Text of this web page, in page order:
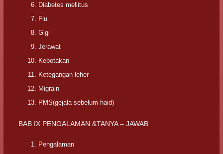
Diabetes mellitus
Flu
Gigi
Jerawat
Kebotakan
Ketegangan leher
Migrain
PMS(gejala sebelum haid)
BAB IX PENGALAMAN &TANYA – JAWAB
Pengalaman